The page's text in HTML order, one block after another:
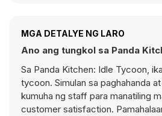
MGA DETALYE NG LARO
Ano ang tungkol sa Panda
Sa Panda Kitchen: Idle Tycoon,
tycoon. Simulan sa paghahanda
kumuha ng staff para manatiling
customer satisfaction.